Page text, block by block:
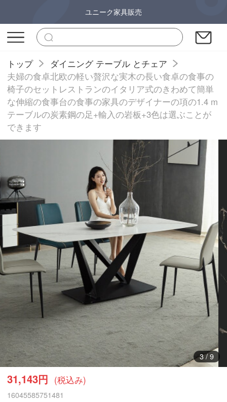
ユニーク家具販売
トップ
ダイニング テーブル とチェア
夫婦の食卓北欧の軽い贅沢な実木の長い食卓の食事の
椅子のセットレストランのイタリア式のきわめて簡単
な伸縮の食事台の食事の家具のデザイナーの項の1.4 m
テーブルの炭素鋼の足+輸入の岩板+3色は選ぶことが
できます
3/ 9
31,143円 (税込み)
16045585751481